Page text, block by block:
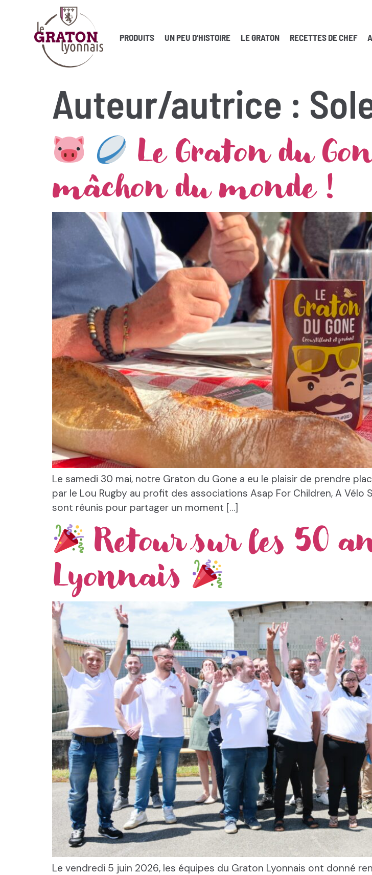
PRODUITS UN PEU D’HISTOIRE LE GRATON RECETTES DE CHEF
Auteur/autrice :
Le Graton du
mâchon du monde !
Le samedi 30 mai, notre Graton du Gone a eu le plaisir de prendre
par le Lou Rugby au profit des associations Asap For Children, A Vélo
sont réunis pour partager un moment […]
Retour sur les 50
Lyonnais
Le vendredi 5 juin 2026, les équipes du Graton Lyonnais ont donné